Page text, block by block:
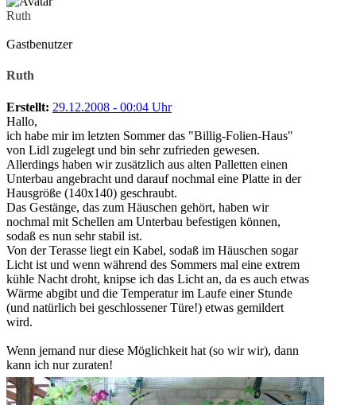
Ruth
Gastbenutzer
Ruth
Erstellt: 29.12.2008 - 00:04 Uhr
Hallo,
ich habe mir im letzten Sommer das "Billig-Folien-Haus"
von Lidl zugelegt und bin sehr zufrieden gewesen.
Allerdings haben wir zusätzlich aus alten Palletten einen
Unterbau angebracht und darauf nochmal eine Platte in der
Hausgröße (140x140) geschraubt.
Das Gestänge, das zum Häuschen gehört, haben wir
nochmal mit Schellen am Unterbau befestigen können,
sodaß es nun sehr stabil ist.
Von der Terasse liegt ein Kabel, sodaß im Häuschen sogar
Licht ist und wenn während des Sommers mal eine extrem
kühle Nacht droht, knipse ich das Licht an, da es auch etwas
Wärme abgibt und die Temperatur im Laufe einer Stunde
(und natürlich bei geschlossener Türe!) etwas gemildert
wird.
Wenn jemand nur diese Möglichkeit hat (so wir wir), dann
kann ich nur zuraten!